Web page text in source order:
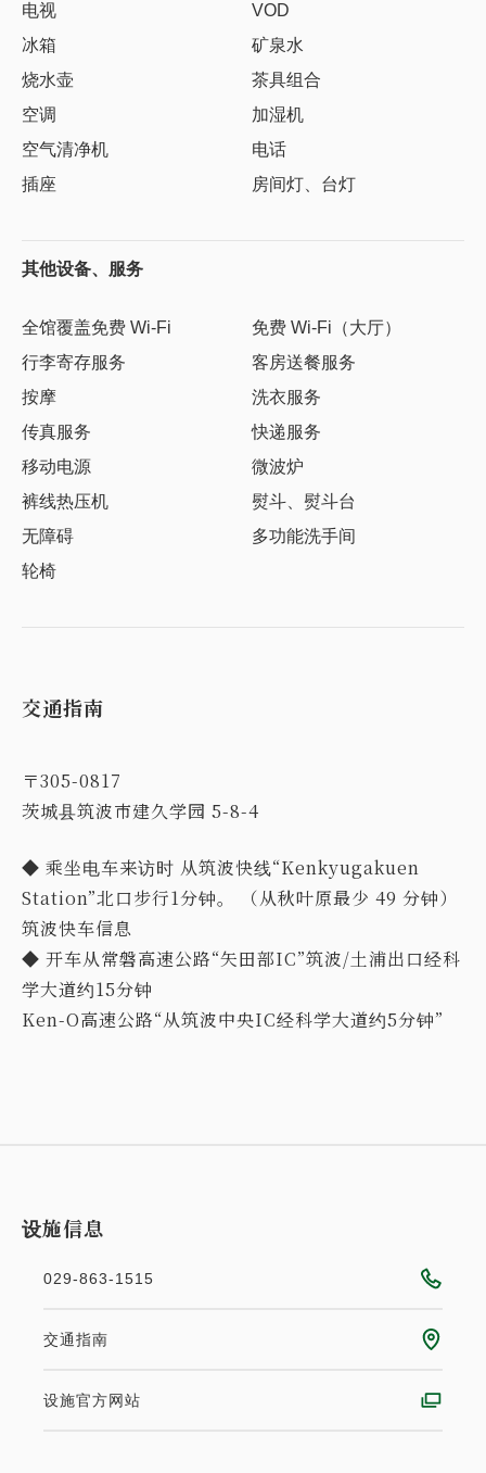
电视
VOD
冰箱
矿泉水
烧水壶
茶具组合
空调
加湿机
空气清净机
电话
插座
房间灯、台灯
其他设备、服务
全馆覆盖免费 Wi-Fi
免费 Wi-Fi（大厅）
行李寄存服务
客房送餐服务
按摩
洗衣服务
传真服务
快递服务
移动电源
微波炉
裤线热压机
熨斗、熨斗台
无障碍
多功能洗手间
轮椅
交通指南
〒305-0817
茨城县筑波市建久学园 5-8-4
◆ 乘坐电车来访时 从筑波快线“Kenkyugakuen
Station”北口步行1分钟。 （从秋叶原最少 49 分钟）
筑波快车信息
◆ 开车从常磐高速公路“矢田部IC”筑波/土浦出口经科
学大道约15分钟
Ken-O高速公路“从筑波中央IC经科学大道约5分钟”
设施信息
029-863-1515
交通指南
设施官方网站